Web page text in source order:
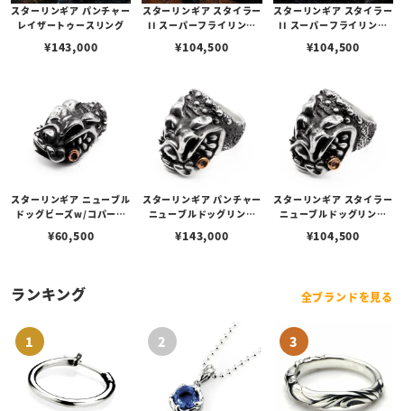
スターリンギア パンチャー
レイザートゥースリング
¥143,000
スターリンギア スタイラー
II スーパーフライリング
ロゴ/テクスチャー
¥104,500
スターリンギア スタイラー
II スーパーフライリング
ロゴ/テクスチャー
¥104,500
スターリンギア ニューブル
ドッグビーズw/コパーシ
¥60,500
スターリンギア パンチャー
ニューブルドッグリング
¥143,000
スターリンギア スタイラー
ニューブルドッグリング
¥104,500
ランキング 全ブランドを見る